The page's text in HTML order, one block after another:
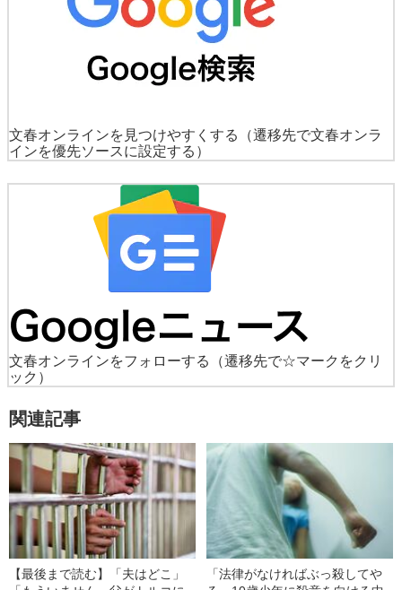
文春オンラインを見つけやすくする
（遷移先で文春オンラ
インを優先ソースに設定する）
文春オンラインをフォローする
（遷移先で☆マークをクリ
ック）
関連記事
【最後まで読む】「夫はどこ」
「法律がなければぶっ殺してや